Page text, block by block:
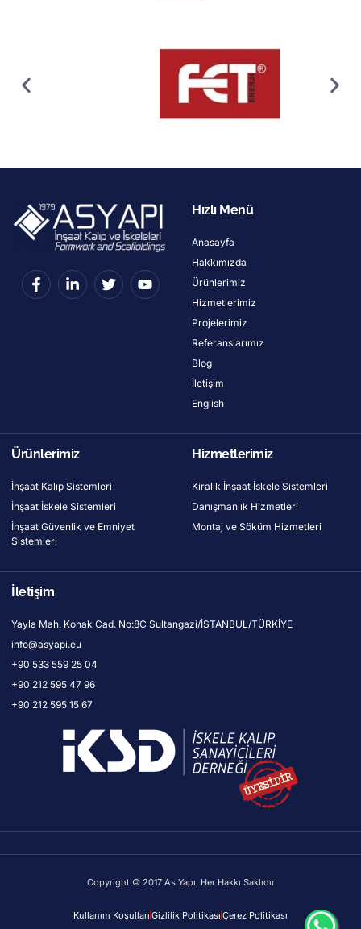
Hızlı Menü
Anasayfa
Hakkımızda
Ürünlerimiz
Hizmetlerimiz
Projelerimiz
Referanslarımız
Blog
İletişim
English
Ürünlerimiz
İnşaat Kalıp Sistemleri
İnşaat İskele Sistemleri
İnşaat Güvenlik ve Emniyet
Sistemleri
Hizmetlerimiz
Kiralık İnşaat İskele Sistemleri
Danışmanlık Hizmetleri
Montaj ve Söküm Hizmetleri
İletişim
Yayla Mah. Konak Cad. No:8C Sultangazi/İSTANBUL/TÜRKİYE
info@asyapi.eu
+90 533 559 25 04
+90 212 595 47 96
+90 212 595 15 67
Copyright © 2017 As Yapı, Her Hakkı Saklıdır
Kullanım Koşulları Gizlilik Politikası Çerez Politikası